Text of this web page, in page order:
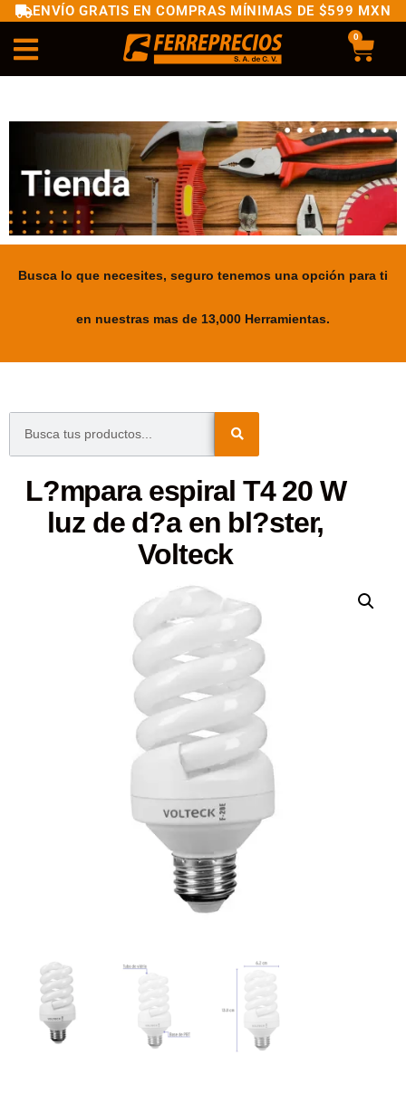
ENVÍO GRATIS EN COMPRAS MÍNIMAS DE $599 MXN
0
Busca lo que necesites, seguro tenemos una opción para ti
en nuestras mas de 13,000 Herramientas.
L?mpara espiral T4 20 W
luz de d?a en bl?ster,
Volteck